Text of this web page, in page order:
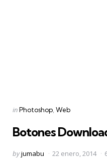
Categories
Posted
inPhotoshop Web
Botones
Posted
byjumabu 22 enero, 2014